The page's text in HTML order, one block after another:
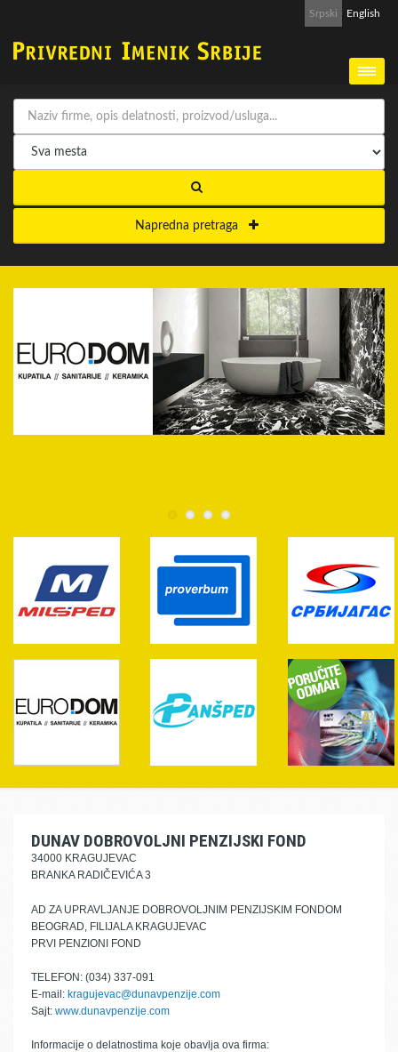
Srpski English
Napredna pretraga
DUNAV DOBROVOLJNI PENZIJSKI FOND
34000 KRAGUJEVAC
BRANKA RADIČEVIĆA 3
AD ZA UPRAVLJANJE DOBROVOLJNIM PENZIJSKIM FONDOM
BEOGRAD, FILIJALA KRAGUJEVAC
PRVI PENZIONI FOND
TELEFON: (034) 337-091
E-mail: kragujevac@dunavpenzije.com
Sajt: www.dunavpenzije.com
Informacije o delatnostima koje obavlja ova firma: